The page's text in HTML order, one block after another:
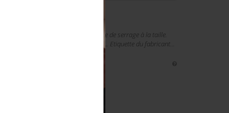
sont présents ainsi que la cordelette de serrage à la taille.
Field M-1943 Women's, taille 18L. Etiquette du fabricant...